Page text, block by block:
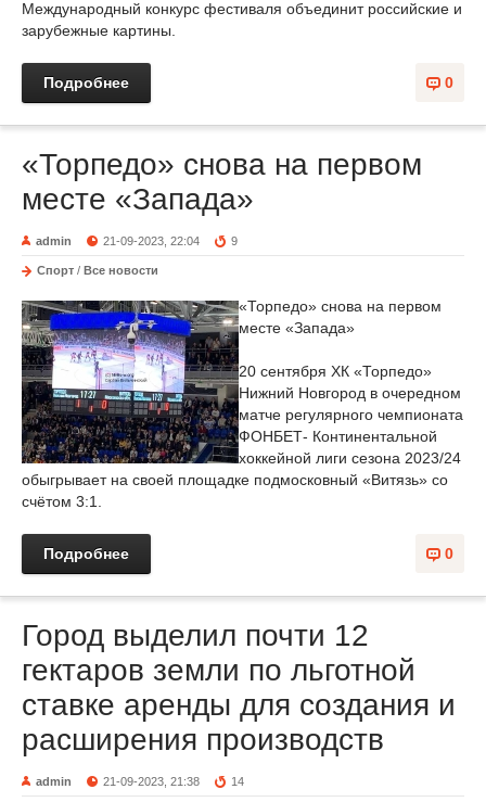
Международный конкурс фестиваля объединит российские и
зарубежные картины.
0
Подробнее
«Торпедо» снова на первом
месте «Запада»
admin 21-09-2023, 22:04 9
Спорт / Все новости
«Торпедо» снова на первом
месте «Запада»
20 сентября ХК «Торпедо»
Нижний Новгород в очередном
матче регулярного чемпионата
ФОНБЕТ- Континентальной
хоккейной лиги сезона 2023/24
обыгрывает на своей площадке подмосковный «Витязь» со
счётом 3:1.
0
Подробнее
Город выделил почти 12
гектаров земли по льготной
ставке аренды для создания и
расширения производств
admin 21-09-2023, 21:38 14